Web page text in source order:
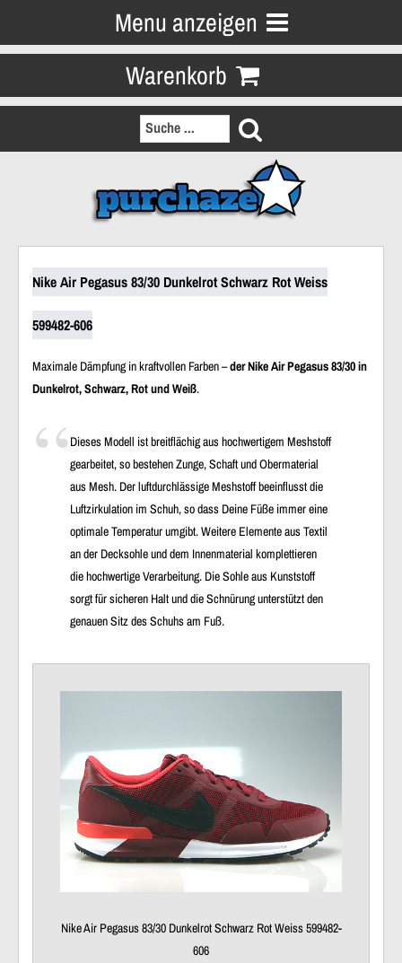
Menu anzeigen
Warenkorb
Nike Air Pegasus 83/30 Dunkelrot Schwarz Rot Weiss
599482-606
Maximale Dämpfung in kraftvollen Farben –der Nike Air Pegasus 83/30 in
Dunkelrot, Schwarz, Rot und Weiß.
Dieses Modell ist breitflächig aus hochwertigem Meshstoff
gearbeitet, so bestehen Zunge, Schaft und Obermaterial
aus Mesh. Der luftdurchlässige Meshstoff beeinflusst die
Luftzirkulation im Schuh, so dass Deine Füße immer eine
optimale Temperatur umgibt. Weitere Elemente aus Textil
an der Decksohle und dem Innenmaterial komplettieren
die hochwertige Verarbeitung. Die Sohle aus Kunststoff
sorgt für sicheren Halt und die Schnürung unterstützt den
genauen Sitz des Schuhs am Fuß.
Nike Air Pegasus 83/30 Dunkelrot Schwarz Rot Weiss 599482-
606